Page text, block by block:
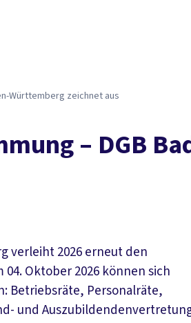
Württemberg zeichnet aus
– DGB
verleiht 2026 erneut den
Oktober 2026 können sich
Betriebsräte, Personalräte,
und